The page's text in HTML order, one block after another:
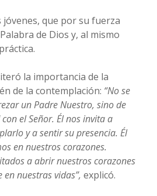
que por su fuerza
de Dios y, al mismo
la importancia de la
de la contemplación: “No se
un Padre Nuestro, sino de
el Señor. Él nos invita a
y a sentir su presencia. Él
en nuestros corazones.
a abrir nuestros corazones
nuestras vidas”, explicó.